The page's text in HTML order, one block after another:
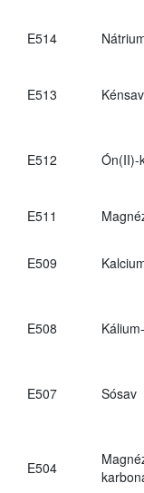
E514
E513 Kénsav
E512 Ón(II)-
E511
E509
E508
E507 Sósav
E504